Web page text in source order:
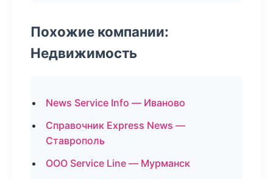
Похожие компании:
Недвижимость
News Service Info — Иваново
Справочник Express News —
Ставрополь
ООО Service Line — Мурманск